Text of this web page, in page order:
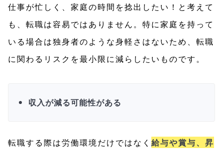
仕事が忙しく、家庭の時間を捻出したい！と考えて
も、転職は容易ではありません。特に家庭を持って
いる場合は独身者のような身軽さはないため、転職
に関わるリスクを最小限に減らしたいものです。
収入が減る可能性がある
転職する際は労働環境だけではなく 給与や賞与、昇